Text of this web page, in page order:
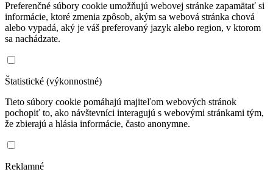
Preferenčné súbory cookie umožňujú webovej stránke zapamätať si
informácie, ktoré zmenia zpôsob, akým sa webová stránka chová
alebo vypadá, aký je váš preferovaný jazyk alebo region, v ktorom
sa nachádzate.
Štatistické (výkonnostné)
Tieto súbory cookie pomáhajú majiteľom webových stránok
pochopiť to, ako návštevníci interagujú s webovými stránkami tým,
že zbierajú a hlásia informácie, často anonymne.
Reklamné